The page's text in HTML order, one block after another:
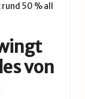
50 % all
von